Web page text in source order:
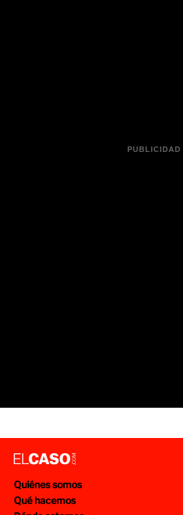
Quiénes somos
Qué hacemos